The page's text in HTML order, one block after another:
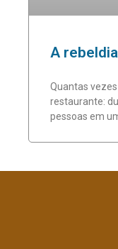
A
Quantas
restaurante:
pessoas em